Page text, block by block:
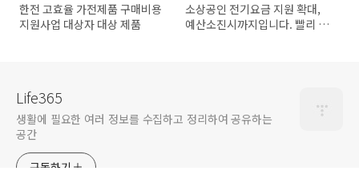
한전 고효율 가전제품 구매비용
지원사업 대상자 대상 제품
소상공인 전기요금 지원 확대,
예산소진시까지입니다. 빨리 신
Life365
생활에 필요한 여러 정보를 수집하고 정리하여 공유하는
공간
구독하기